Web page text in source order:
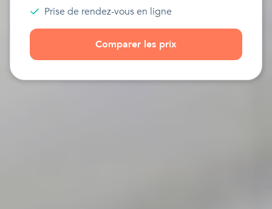
Prise de rendez-vous en ligne
Comparer les prix